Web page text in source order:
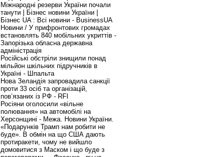
Міжнародні резерви України почали
танути | Бізнес новини України |
Бізнес UA : Всі новини - BusinessUA
Новини / У прифронтових громадах
встановлять 840 мобільних укриттів -
Запорізька обласна державна
адміністрація
Російські обстріли знищили понад
мільйон шкільних підручників в
Україні - Шпальта
Нова Зеландія запровадила санкції
проти 33 осіб та організацій,
пов’язаних із РФ - RFI
Росіяни оголосили «вільне
полювання» на автомобілі на
Херсонщині - Межа. Новини України.
«Подарунків Трамп нам робити не
буде». В обмін на що США дають
протиракети, чому не вийшло
домовитися з Маском і що буде з